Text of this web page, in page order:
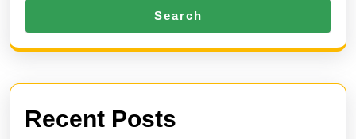
Search
Recent Posts